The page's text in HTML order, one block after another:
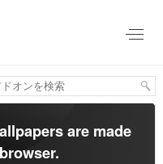
are made
.